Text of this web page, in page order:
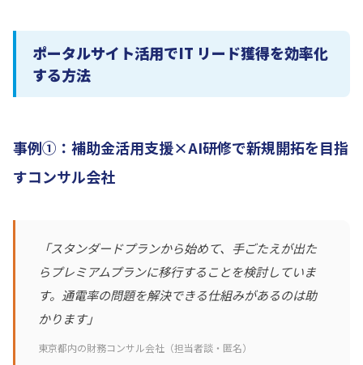
ポータルサイト活用でIT リード獲得を効率化
する方法
事例①：補助金活用支援×AI研修で新規開拓を目指
すコンサル会社
「スタンダードプランから始めて、手ごたえが出た
らプレミアムプランに移行することを検討していま
す。通電率の問題を解決できる仕組みがあるのは助
かります」
東京都内の財務コンサル会社（担当者談・匿名）